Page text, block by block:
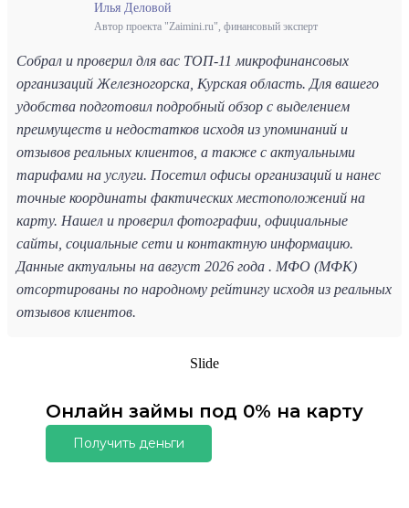
Илья Деловой
Автор проекта "Zaimini.ru", финансовый эксперт
Собрал и проверил для вас ТОП-11 микрофинансовых
организаций Железногорска, Курская область. Для вашего
удобства подготовил подробный обзор с выделением
преимуществ и недостатков исходя из упоминаний и
отзывов реальных клиентов, а также с актуальными
тарифами на услуги. Посетил офисы организаций и нанес
точные координаты фактических местоположений на
карту. Нашел и проверил фотографии, официальные
сайты, социальные сети и контактную информацию.
Данные актуальны на август 2026 года . МФО (МФК)
отсортированы по народному рейтингу исходя из реальных
отзывов клиентов.
Slide
Онлайн займы под 0% на карту
Получить деньги